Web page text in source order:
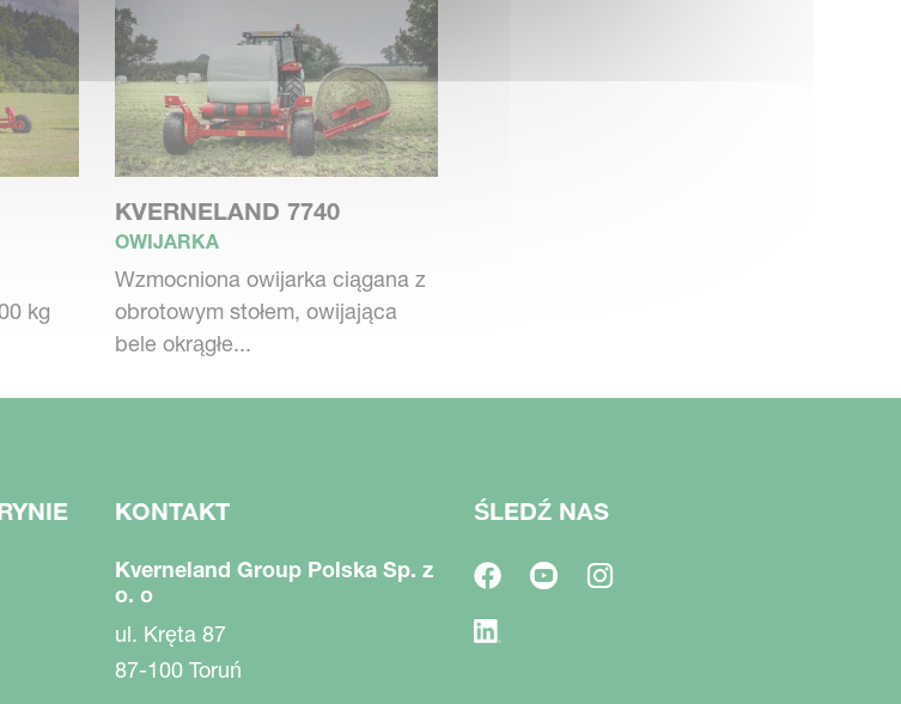
kg
KVERNELAND 7740
OWIJARKA
Wzmocniona owijarka ciągana z
obrotowym stołem, owijająca
bele okrągłe...
KONTAKT
Kverneland Group Polska Sp. z
o. o
ul. Kręta 87
87-100 Toruń
ŚLEDŹ NAS